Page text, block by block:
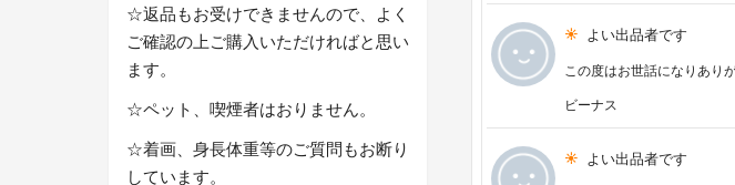
よい出品者です
この度はお世話になりあり
ビーナス
よい出品者です
☆返品もお受けできませんので、よく
ご確認の上ご購入いただければと思い
ます。
☆ペット、喫煙者はおりません。
☆着画、身長体重等のご質問もお断り
しています。